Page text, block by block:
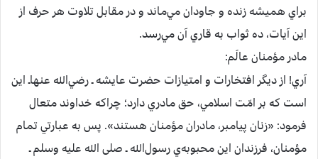
براي‌ هميشه‌ زنده‌ و جاودان‌ مي‌ماند و در مقابل‌ تلاوت‌ هر حرف‌ از
اين‌ آيات‌، ده‌ ثواب‌ به‌ قاري‌ آن‌ مي‌رسد.
مادر مؤمنان‌ عالَم‌:
آري‌! از ديگر افتخارات‌ و امتيازات‌ حضرت‌ عايشه ـ رضي‌الله عنهاـ اين‌
است‌ كه‌ بر امّت‌ اسلامي‌، حق‌ مادري‌ دارد؛ چراكه‌ خداوند متعال‌
فرمود: «زنان‌ پيامبر، مادران‌ مؤمنان‌ هستند». پس‌ به‌ عبارتي‌ تمام‌
مؤمنان‌، فرزندان‌ اين‌ محبوبه‌ي‌ رسول‌الله ـ صلی الله علیه وسلم ـ